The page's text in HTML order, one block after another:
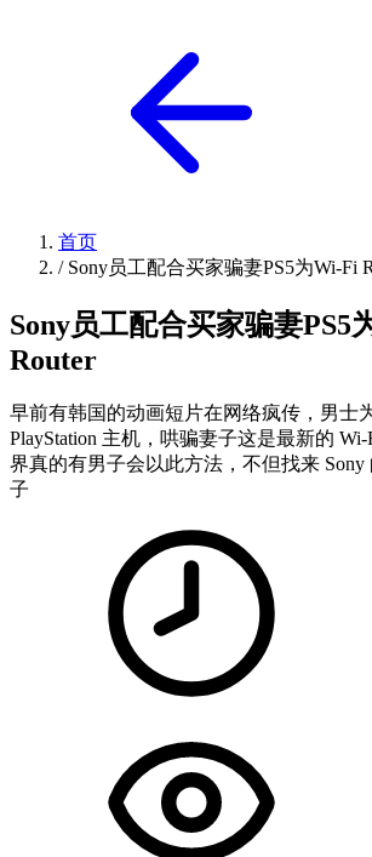
首页
/ Sony员工配合买家骗妻PS5为Wi-Fi
Sony员工配合买家骗妻PS5
Router
早前有韩国的动画短片在网络疯传，男士
PlayStation 主机，哄骗妻子这是最新的
界真的有男子会以此方法，不但找来
子